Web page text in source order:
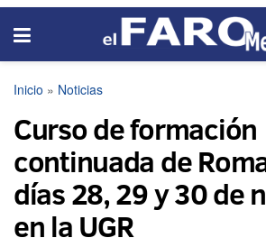
Inicio » Noticias
Curso de formación
continuada de
días 28, 29 y 30 de
en la UGR